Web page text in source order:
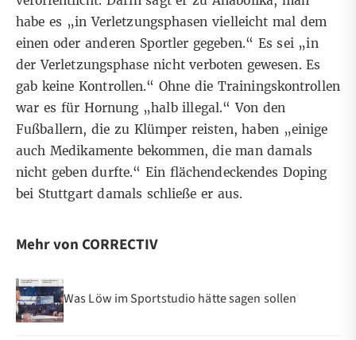
habe es „in Verletzungsphasen vielleicht mal dem
einen oder anderen Sportler gegeben.“ Es sei „in
der Verletzungsphase nicht verboten gewesen. Es
gab keine Kontrollen.“ Ohne die Trainingskontrollen
war es für Hornung „halb illegal.“ Von den
Fußballern, die zu Klümper reisten, haben „einige
auch Medikamente bekommen, die man damals
nicht geben durfte.“ Ein flächendeckendes Doping
bei Stuttgart damals schließe er aus.
Mehr von CORRECTIV
Was Löw im Sportstudio hätte sagen sollen